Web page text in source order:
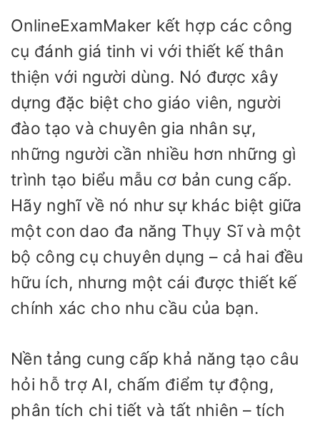
OnlineExamMaker kết hợp các công
cụ đánh giá tinh vi với thiết kế thân
thiện với người dùng. Nó được xây
dựng đặc biệt cho giáo viên, người
đào tạo và chuyên gia nhân sự,
những người cần nhiều hơn những gì
trình tạo biểu mẫu cơ bản cung cấp.
Hãy nghĩ về nó như sự khác biệt giữa
một con dao đa năng Thụy Sĩ và một
bộ công cụ chuyên dụng – cả hai đều
hữu ích, nhưng một cái được thiết kế
chính xác cho nhu cầu của bạn.
Nền tảng cung cấp khả năng tạo câu
hỏi hỗ trợ AI, chấm điểm tự động,
phân tích chi tiết và tất nhiên – tích